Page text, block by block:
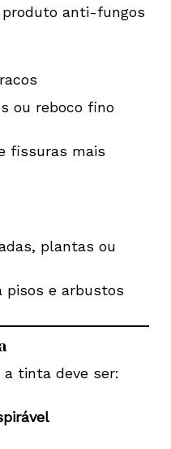
produto anti-fungos
ou reboco fino
fissuras mais
plantas ou
pisos e arbustos
a tinta deve ser: